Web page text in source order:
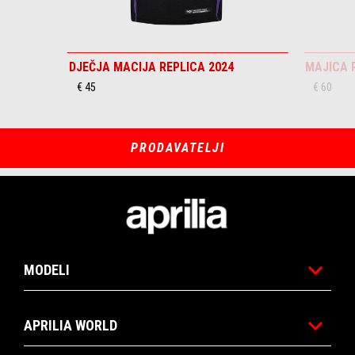
DJEČJA MACIJA REPLICA 2024
€ 45
MAJICA
€ 60
PRODAVATELJI
MODELI
APRILIA WORLD